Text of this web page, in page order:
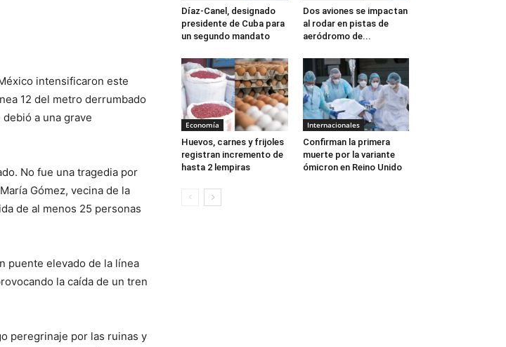
intensificaron este
12 del metro derrumbado
a una grave
No fue una tragedia por
Gómez, vecina de la
de al menos 25 personas
puente elevado de la línea
la caída de un tren
peregrinaje por las ruinas y
Díaz-Canel, designado
presidente de Cuba para
un segundo mandato
Dos aviones se impactan
al rodar en pistas de
aeródromo de...
Economía
Huevos, carnes y frijoles
registran incremento de
hasta 2 lempiras
Internacionales
Confirman la primera
muerte por la variante
ómicron en Reino Unido